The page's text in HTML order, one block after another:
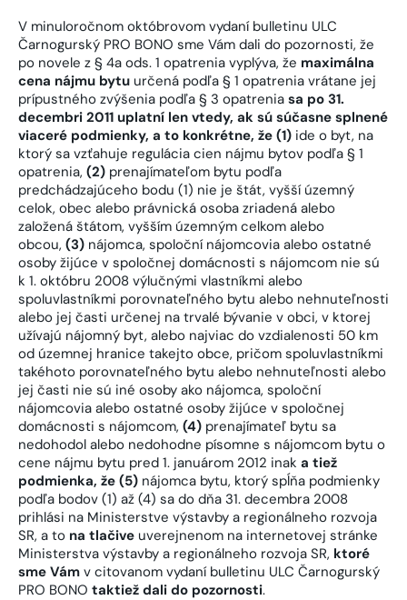
V minuloročnom októbrovom vydaní bulletinu ULC
Čarnogurský PRO BONO sme Vám dali do pozornosti, že
po novele z § 4a ods. 1 opatrenia vyplýva, že maximálna
cena nájmu bytu určená podľa § 1 opatrenia vrátane jej
prípustného zvýšenia podľa § 3 opatrenia sa po 31.
decembri 2011 uplatní len vtedy, ak sú súčasne splnené
viaceré podmienky, a to konkrétne, že (1) ide o byt, na
ktorý sa vzťahuje regulácia cien nájmu bytov podľa § 1
opatrenia, (2) prenajímateľom bytu podľa
predchádzajúceho bodu (1) nie je štát, vyšší územný
celok, obec alebo právnická osoba zriadená alebo
založená štátom, vyšším územným celkom alebo
obcou, (3) nájomca, spoloční nájomcovia alebo ostatné
osoby žijúce v spoločnej domácnosti s nájomcom nie sú
k 1. októbru 2008 výlučnými vlastníkmi alebo
spoluvlastníkmi porovnateľného bytu alebo nehnuteľnosti
alebo jej časti určenej na trvalé bývanie v obci, v ktorej
užívajú nájomný byt, alebo najviac do vzdialenosti 50 km
od územnej hranice takejto obce, pričom spoluvlastníkmi
takéhoto porovnateľného bytu alebo nehnuteľnosti alebo
jej časti nie sú iné osoby ako nájomca, spoloční
nájomcovia alebo ostatné osoby žijúce v spoločnej
domácnosti s nájomcom, (4) prenajímateľ bytu sa
nedohodol alebo nedohodne písomne s nájomcom bytu o
cene nájmu bytu pred 1. januárom 2012 inak a tiež
podmienka, že (5) nájomca bytu, ktorý spĺňa podmienky
podľa bodov (1) až (4) sa do dňa 31. decembra 2008
prihlási na Ministerstve výstavby a regionálneho rozvoja
SR, a to na tlačive uverejnenom na internetovej stránke
Ministerstva výstavby a regionálneho rozvoja SR, ktoré
sme Vám v citovanom vydaní bulletinu ULC Čarnogurský
PRO BONO taktiež dali do pozornosti.